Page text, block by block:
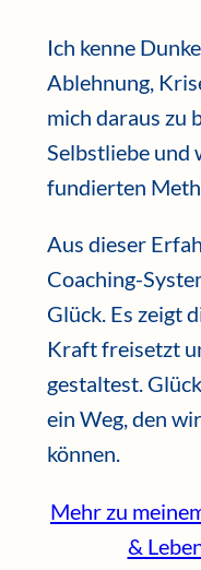
Ich kenne
Ablehnung,
mich daraus zu
Selbstliebe und
fundierten
Aus dieser
Coaching-
Glück. Es zeigt
Kraft freisetzt
gestaltest.
ein Weg, den
können.
Mehr zu
&